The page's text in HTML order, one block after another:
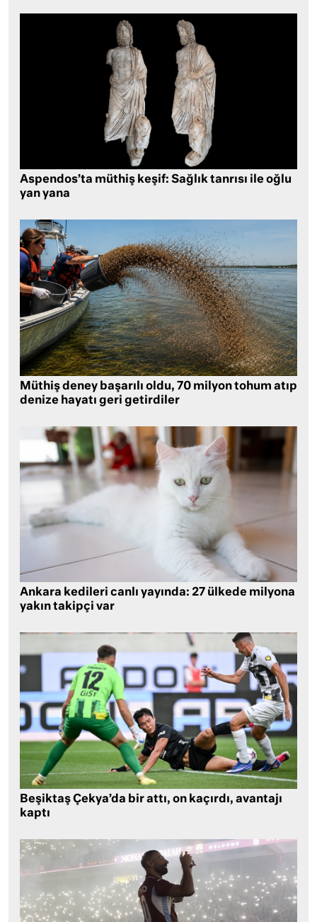
Aspendos’ta müthiş keşif: Sağlık tanrısı ile oğlu
yan yana
Müthiş deney başarılı oldu, 70 milyon tohum atıp
denize hayatı geri getirdiler
Ankara kedileri canlı yayında: 27 ülkede milyona
yakın takipçi var
Beşiktaş Çekya’da bir attı, on kaçırdı, avantajı
kaptı